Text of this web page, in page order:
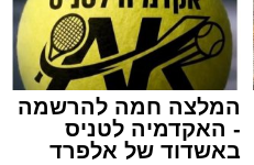
המלצה חמה להרשמה
- האקדמיה לטניס
באשדוד של אלפרד